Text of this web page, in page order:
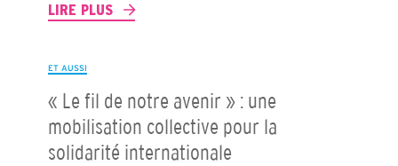
LIRE PLUS
ET AUSSI
« Le fil de notre avenir » : une
mobilisation collective pour la
solidarité internationale